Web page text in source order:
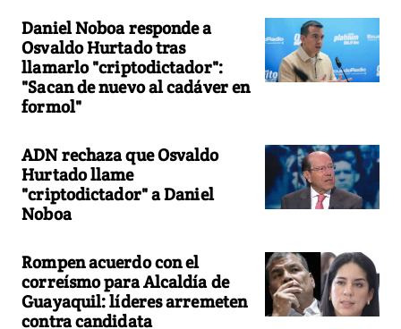
Daniel Noboa responde a
Osvaldo Hurtado tras
llamarlo "criptodictador":
"Sacan de nuevo al cadáver en
formol"
ADN rechaza que Osvaldo
Hurtado llame
"criptodictador" a Daniel
Noboa
Rompen acuerdo con el
correísmo para Alcaldía de
Guayaquil: líderes arremeten
contra candidata